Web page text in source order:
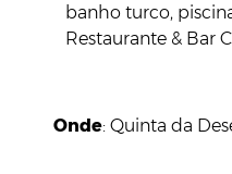
banho turco,
Restaurante & Bar
Onde: Quinta da